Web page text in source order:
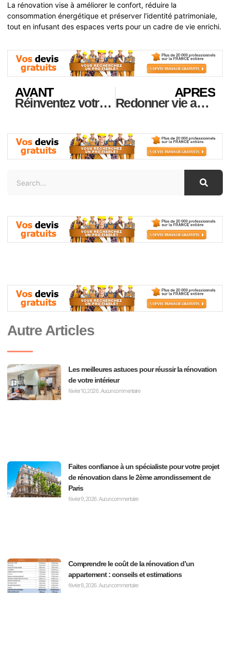
La rénovation vise à améliorer le confort, réduire la
consommation énergétique et préserver l’identité patrimoniale,
tout en infusant des espaces verts pour un cadre de vie enrichi.
AVANT
Réinventez votre maison : astuces simples pour créer un intérieur qui fait rêver
APRES
Redonner vie aux joyaux de l’habitat social : rénovation et mise en valeur du patrimoine architectural
Autre Articles
Les meilleures astuces pour réussir la rénovation
de votre intérieur
février 10, 2026Aucun commentaire
Faites confiance à un spécialiste pour votre projet
de rénovation dans le 2ème arrondissement de
Paris
février 9, 2026Aucun commentaire
Comprendre le coût de la rénovation d’un
appartement : conseils et estimations
février 8, 2026Aucun commentaire